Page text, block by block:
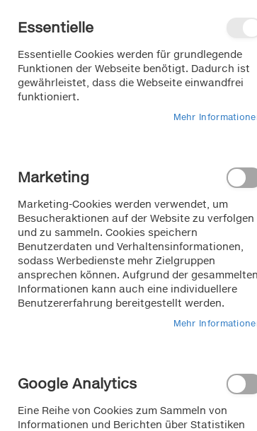
Suche
Interieur &
der
Bildergalerie
Essentielle
Essentielle Cookies werden für grundlegende
Funktionen der Webseite benötigt. Dadurch ist
gewährleistet, dass die Webseite einwandfrei
funktioniert.
Mehr
Marketing
Marketing-Cookies werden verwendet, um
Besucheraktionen auf der Website zu verfolgen
und zu sammeln. Cookies speichern
Benutzerdaten und Verhaltensinformationen,
sodass Werbedienste mehr Zielgruppen
ansprechen können. Aufgrund der gesammelten
Informationen kann auch eine individuellere
Benutzererfahrung bereitgestellt werden.
Mehr
Google Analytics
Eine Reihe von Cookies zum Sammeln von
Informationen und Berichten über Statistiken